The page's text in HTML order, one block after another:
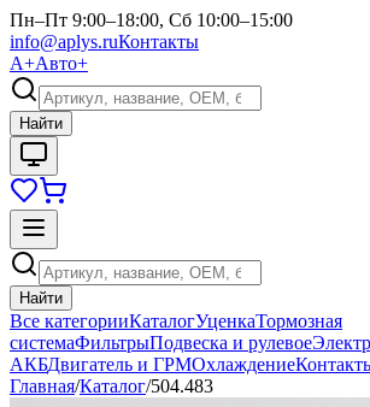
Пн–Пт 9:00–18:00, Сб 10:00–15:00
info@aplys.ruКонтакты
А+Авто+
Найти
Найти
Все категорииКаталогУценкаТормозная
системаФильтрыПодвеска и рулевое
АКБДвигатель и ГРМОхлаждение
Главная/Каталог/504.483